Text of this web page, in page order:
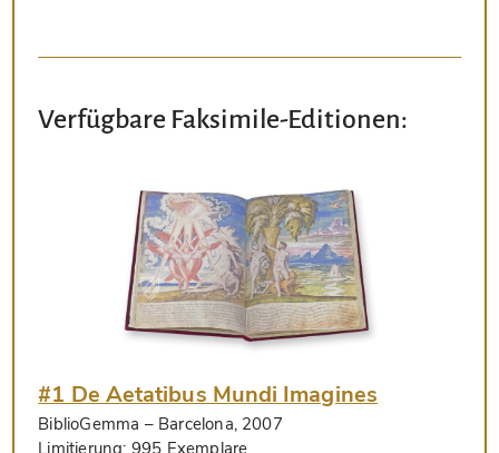
Verfügbare Faksimile-Editionen:
#1 De Aetatibus Mundi Imagines
BiblioGemma – Barcelona, 2007